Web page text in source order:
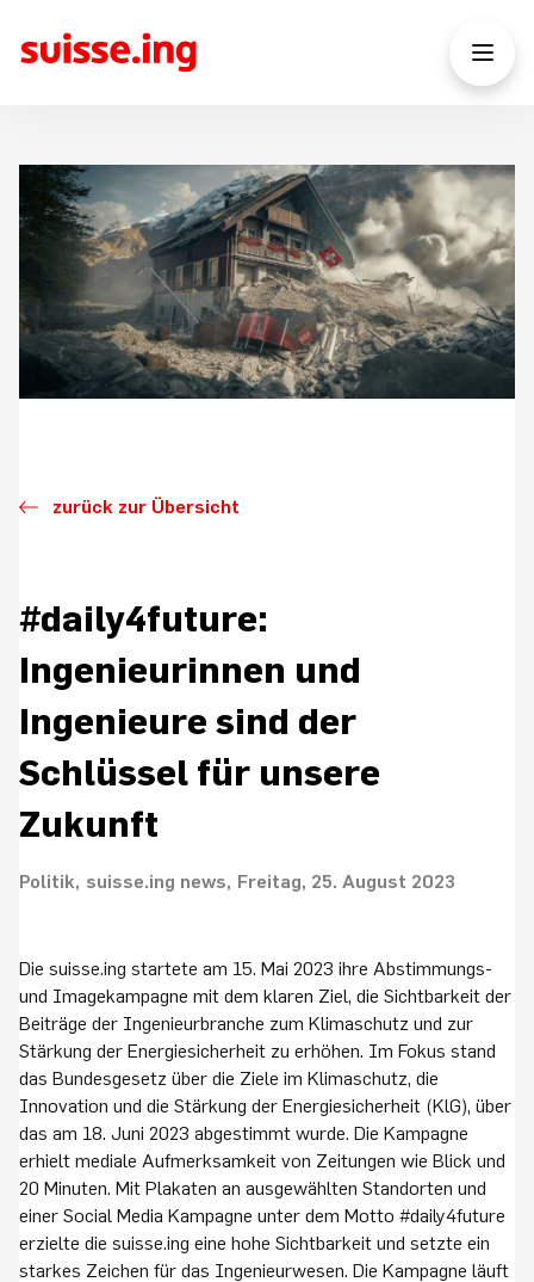
zurück zur Übersicht
#daily4future:
Ingenieurinnen und
Ingenieure sind der
Schlüssel für unsere
Zukunft
Politik suisse.ing news Freitag, 25. August 2023
Die suisse.ing startete am 15. Mai 2023 ihre Abstimmungs-
und Imagekampagne mit dem klaren Ziel, die Sichtbarkeit der
Beiträge der Ingenieurbranche zum Klimaschutz und zur
Stärkung der Energiesicherheit zu erhöhen. Im Fokus stand
das Bundesgesetz über die Ziele im Klimaschutz, die
Innovation und die Stärkung der Energiesicherheit (KlG), über
das am 18. Juni 2023 abgestimmt wurde. Die Kampagne
erhielt mediale Aufmerksamkeit von Zeitungen wie Blick und
20 Minuten. Mit Plakaten an ausgewählten Standorten und
einer Social Media Kampagne unter dem Motto #daily4future
erzielte die suisse.ing eine hohe Sichtbarkeit und setzte ein
starkes Zeichen für das Ingenieurwesen. Die Kampagne läuft